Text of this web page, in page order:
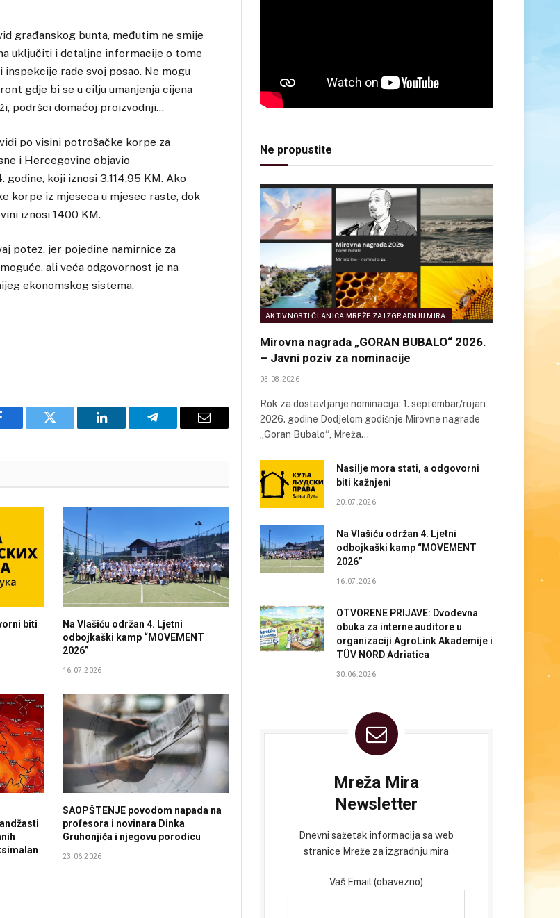
građanskog bunta, međutim ne smije
uključiti i detaljne informacije o tome
rade svoj posao. Ne mogu
gdje bi se u cilju umanjenja cijena
podršci domaćoj proizvodnji…
po visini potrošačke korpe za
i Hercegovine objavio
koji iznosi 3.114,95 KM. Ako
korpe iz mjeseca u mjesec raste, dok
iznosi 1400 KM.
potez, jer pojedine namirnice za
ali veća odgovornost je na
ekonomskog sistema.
Twitter LinkedIn Telegram Email
biti
Na Vlašiću održan 4. Ljetni
odbojkaški kamp “MOVEMENT
2026”
16.07.2026
SAOPŠTENJE povodom napada na
profesora i novinara Dinka
Gruhonjića i njegovu porodicu
23.06.2026
Ne propustite
AKTIVNOSTI ČLANICA MREŽE ZA IZGRADNJU MIRA
Mirovna nagrada „GORAN BUBALO“ 2026.
– Javni poziv za nominacije
03.08.2026
Rok za dostavljanje nominacija: 1. septembar/rujan
2026. godine Dodjelom godišnje Mirovne nagrade
„Goran Bubalo“, Mreža…
Nasilje mora stati, a odgovorni
biti kažnjeni
20.07.2026
Na Vlašiću održan 4. Ljetni
odbojkaški kamp “MOVEMENT
2026”
16.07.2026
OTVORENE PRIJAVE: Dvodevna
obuka za interne auditore u
organizaciji AgroLink Akademije i
TÜV NORD Adriatica
30.06.2026
Mreža Mira
Newsletter
Dnevni sažetak informacija sa web
stranice Mreže za izgradnju mira
Vaš Email (obavezno)